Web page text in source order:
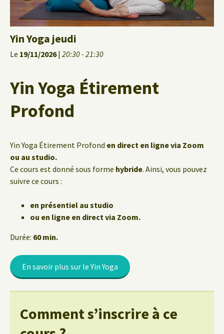
Yin Yoga jeudi
Le 19/11/2026| 20:30 - 21:30
Yin Yoga Étirement
Profond
Yin Yoga Étirement Profond en direct en ligne via Zoom
ou au studio.
Ce cours est donné sous forme hybride. Ainsi, vous pouvez
suivre ce cours :
en présentiel au studio
ou en ligne en direct via Zoom.
Durée: 60 min.
En savoir plus sur le Yin Yoga
Comment s’inscrire à ce